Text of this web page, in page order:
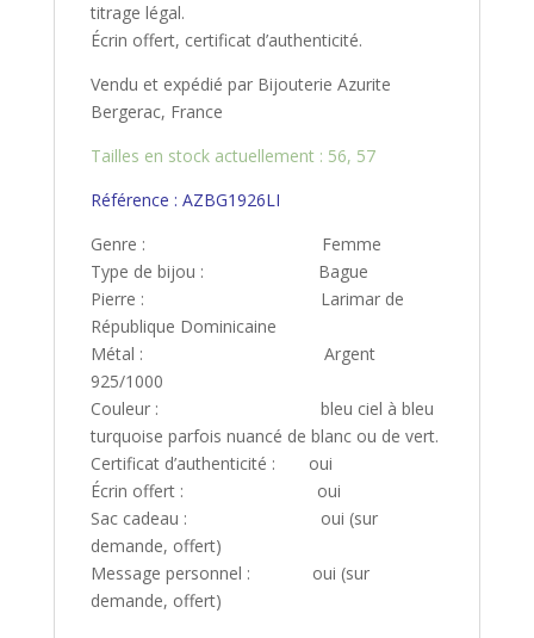
titrage légal.
Écrin offert, certificat d’authenticité.
Vendu et expédié par Bijouterie Azurite
Bergerac, France
Tailles en stock actuellement : 56, 57
Référence : AZBG1926LI
Genre : Femme
Type de bijou : Bague
Pierre : Larimar de
République Dominicaine
Métal : Argent
925/1000
Couleur : bleu ciel à bleu
turquoise parfois nuancé de blanc ou de vert.
Certificat d’authenticité : oui
Écrin offert : oui
Sac cadeau : oui (sur
demande, offert)
Message personnel : oui (sur
demande, offert)